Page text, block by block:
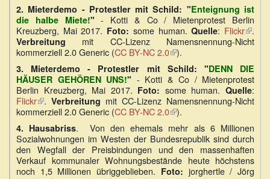
extern)
2. Mieterdemo - Protestler mit Schild: "Enteignung ist
die halbe Miete!" - Kotti & Co / Mietenprotest Berlin
Kreuzberg, Mai 2017. Foto: some human.Quelle: Flickr(Link
ist
.
Verbreitung mit CC-Lizenz Namensnennung-Nicht
kommerziell 2.0 Generic (CC BY-NC 2.0(Link
ist
extern)
).
3. Mieterdemo - Protestler mit Schild: "DENN DIE
HÄUSER GEHÖREN UNS!" - Kotti & Co / Mietenprotest
Berlin Kreuzberg, Mai 2017. Foto: some human.Quelle:
Flickr(Link
ist
extern)
. Verbreitung mit CC-Lizenz Namensnennung-Nicht
kommerziell 2.0 Generic (CC BY-NC 2.0(Link
extern)
).
4. Hausabriss. Von den ehemals mehr als 6 Millionen
Sozialwohnungen im Westen der Bundesrepublik sind durch
den Wegfall der Preisbindungen und den massenhaften
Verkauf kommunaler Wohnungsbestände heute höchstens
noch 1,5 Millionen übriggeblieben. Foto: jorghertle / Jörg